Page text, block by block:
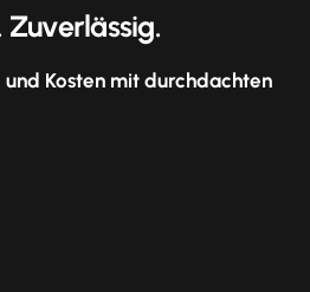
Kosten mit durchdachten